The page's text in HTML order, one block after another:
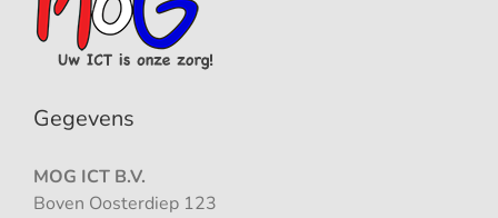
Gegevens
MOG ICT B.V.
Boven Oosterdiep 123